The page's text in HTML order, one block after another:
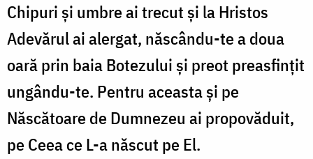
Chipuri şi umbre ai trecut şi la Hristos
Adevărul ai alergat, născându-te a doua
oară prin baia Botezului şi preot preasfinţit
ungându-te. Pentru aceasta şi pe
Născătoare de Dumnezeu ai propovăduit,
pe Ceea ce L-a născut pe El.